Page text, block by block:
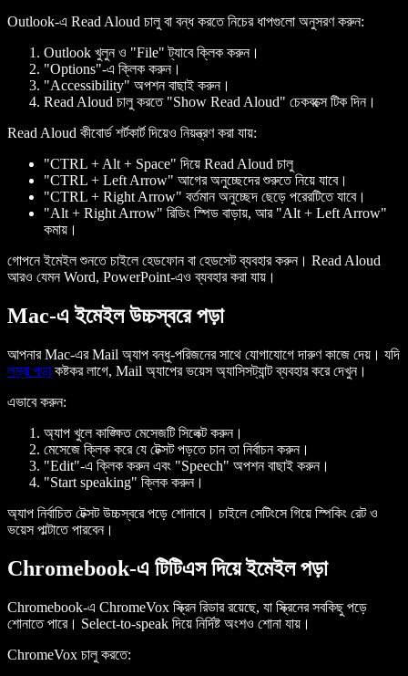
Outlook-এ Read Aloud চালু বা বন্ধ করতে নিচের ধাপগুলো অনুসরণ করুন:
Outlook খুলুন ও "File" ট্যাবে ক্লিক করুন।
"Options"-এ ক্লিক করুন।
"Accessibility" অপশন বাছাই করুন।
Read Aloud চালু করতে "Show Read Aloud" চেকবক্সে টিক দিন।
Read Aloud কীবোর্ড শর্টকার্ট দিয়েও নিয়ন্ত্রণ করা যায়:
"CTRL + Alt + Space" দিয়ে Read Aloud চালু
"CTRL + Left Arrow" আগের অনুচ্ছেদের শুরুতে নিয়ে যাবে।
"CTRL + Right Arrow" বর্তমান অনুচ্ছেদ ছেড়ে পরেরটিতে যাবে।
"Alt + Right Arrow" রিডিং স্পিড বাড়ায়, আর "Alt + Left Arrow"
কমায়।
গোপনে ইমেইল শুনতে চাইলে হেডফোন বা হেডসেট ব্যবহার করুন। Read Aloud
আরও যেমন Word, PowerPoint-এও ব্যবহার করা যায়।
Mac-এ ইমেইল উচ্চস্বরে পড়া
আপনার Mac-এর Mail অ্যাপ বন্ধু-পরিজনের সাথে যোগাযোগে দারুণ কাজে দেয়। যদি
লম্বা পড়া কষ্টকর লাগে, Mail অ্যাপের ভয়েস অ্যাসিসট্যান্ট ব্যবহার করে দেখুন।
এভাবে করুন:
অ্যাপ খুলে কাঙ্ক্ষিত মেসেজটি সিলেক্ট করুন।
মেসেজে ক্লিক করে যে টেক্সট পড়তে চান তা নির্বাচন করুন।
"Edit"-এ ক্লিক করুন এবং "Speech" অপশন বাছাই করুন।
"Start speaking" ক্লিক করুন।
অ্যাপ নির্বাচিত টেক্সট উচ্চস্বরে পড়ে শোনাবে। চাইলে সেটিংসে গিয়ে স্পিকিং রেট ও
ভয়েস পাল্টাতে পারবেন।
Chromebook-এ টিটিএস দিয়ে ইমেইল পড়া
Chromebook-এ ChromeVox স্ক্রিন রিডার রয়েছে, যা স্ক্রিনের সবকিছু পড়ে
শোনাতে পারে। Select-to-speak দিয়ে নির্দিষ্ট অংশও শোনা যায়।
ChromeVox চালু করতে: